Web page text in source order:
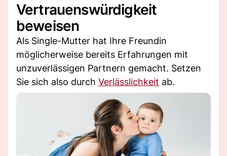
Vertrauenswürdigkeit
beweisen
Als Single-Mutter hat Ihre Freundin
möglicherweise bereits Erfahrungen mit
unzuverlässigen Partnern gemacht. Setzen
Sie sich also durch Verlässlichkeit ab.